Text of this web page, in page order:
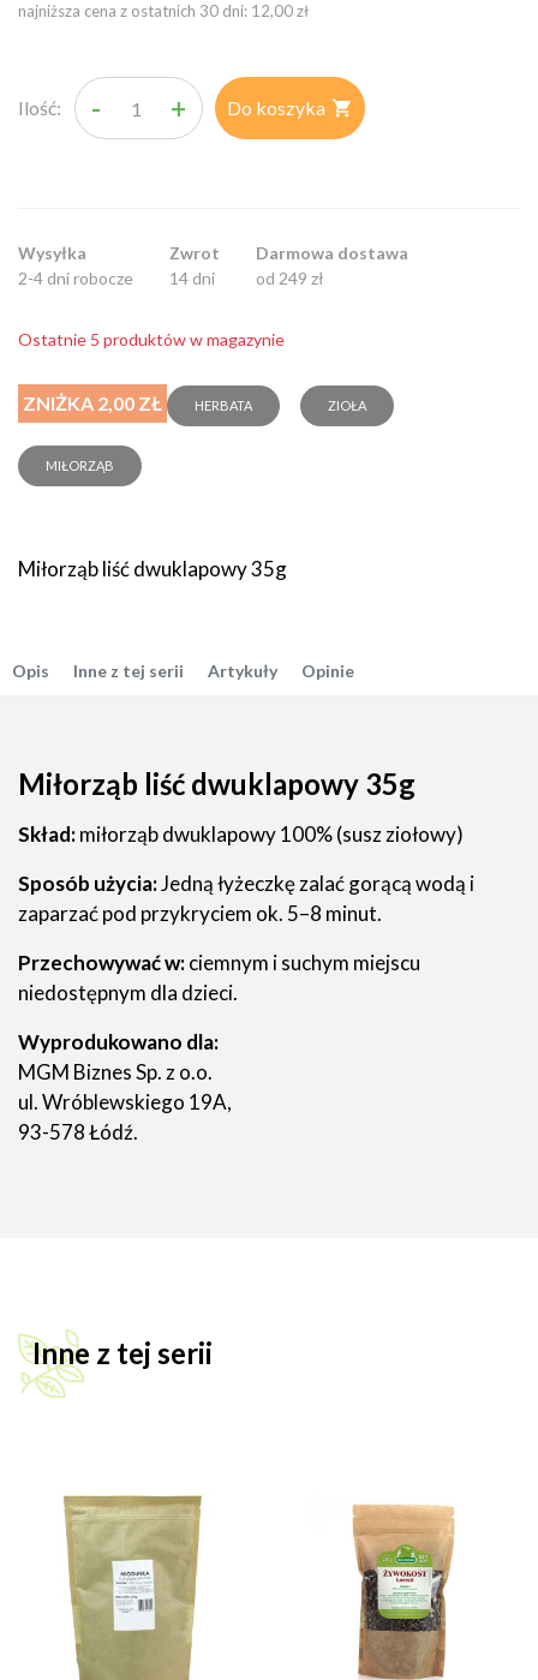
najniższa cena z ostatnich 30 dni: 12,00 zł
Ilość: - + Do koszyka 
Wysyłka
2-4 dni robocze
Zwrot
14 dni
Darmowa dostawa
od 249 zł
Ostatnie 5 produktów w magazynie
ZNIŻKA 2,00 ZŁ HERBATA ZIOŁA
MIŁORZĄB
Miłorząb liść dwuklapowy 35g
Opis Inne z tej serii Artykuły Opinie
Miłorząb liść dwuklapowy 35g
Skład:miłorząb dwuklapowy 100% (susz ziołowy)
Sposób użycia:Jedną łyżeczkę zalać gorącą wodą i
zaparzać pod przykryciem ok. 5–8 minut.
Przechowywać w:ciemnym i suchym miejscu
niedostępnym dla dzieci.
Wyprodukowano dla:
MGM Biznes Sp. z o.o.
ul. Wróblewskiego 19A,
93-578 Łódź.
Inne z tej serii